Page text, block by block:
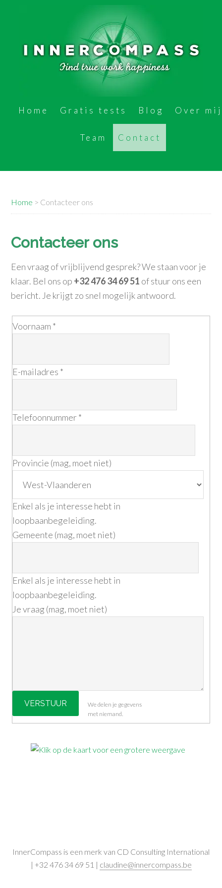
Home Gratis tests Blog Over mij
Team Contact
Home > Contacteer ons
Contacteer ons
Een vraag of vrijblijvend gesprek? We staan voor je
klaar. Bel ons op +32 476 34 69 51 of stuur ons een
bericht. Je krijgt zo snel mogelijk antwoord.
Voornaam *
E-mailadres *
Telefoonnummer*
Provincie (mag, moet niet)
Enkel als je interesse hebt in
loopbaanbegeleiding.
Gemeente (mag, moet niet)
Enkel als je interesse hebt in
loopbaanbegeleiding.
Je vraag (mag, moet niet)
We delen je gegevens
met niemand.
InnerCompass is een merk van CD Consulting International
| +32 476 34 69 51 | claudine@innercompass.be